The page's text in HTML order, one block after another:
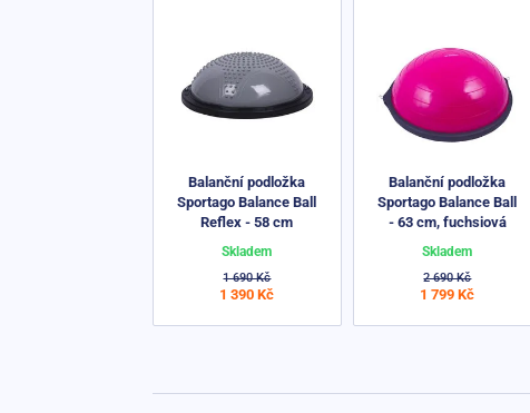
Balanční podložka
Sportago Balance Ball
Reflex - 58 cm
1 690 Kč
1 390 Kč
Skladem
Balanční podložka
Sportago Balance Ball
- 63 cm, fuchsiová
2 690 Kč
1 799 Kč
Skladem